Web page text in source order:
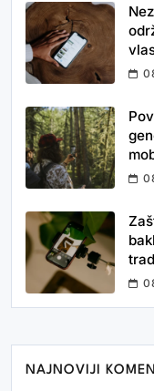
NAJNOVIJI